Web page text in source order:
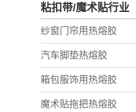
粘扣带/魔术贴行业
纱窗门帘用热熔胶
汽车脚垫热熔胶
箱包服饰用热熔胶
魔术贴拖把热熔胶